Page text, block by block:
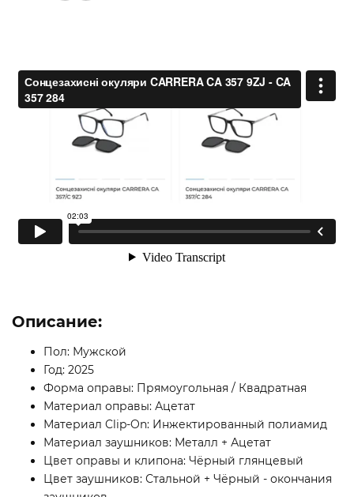
Описание:
Пол: Мужской
Год: 2025
Форма оправы: Прямоугольная / Квадратная
Материал оправы: Ацетат
Материал Clip-On: Инжектированный полиамид
Материал заушников: Металл + Ацетат
Цвет оправы и клипона: Чёрный глянцевый
Цвет заушников: Стальной + Чёрный - окончания